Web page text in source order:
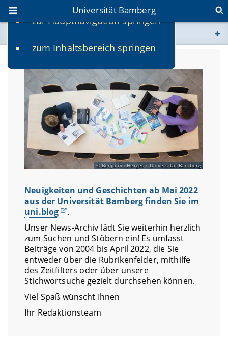
zur Hauptnavigation springen
zum Inhaltsbereich springen
Universität Bamberg
www.uni-bamberg.de
univis.uni-bamberg.de
fis.uni-bamberg.de
Benjamin Herges / Universität Bamberg
Neuigkeiten und Geschichten ab Mai 2022
aus der Universität Bamberg finden Sie im
uni.blog
.
Unser News-Archiv lädt Sie weiterhin herzlich
zum Suchen und Stöbern ein! Es umfasst
Beiträge von 2004 bis April 2022, die Sie
entweder über die Rubrikenfelder, mithilfe
des Zeitfilters oder über unsere
Stichwortsuche gezielt durchsehen können.
Viel Spaß wünscht Ihnen
Ihr Redaktionsteam